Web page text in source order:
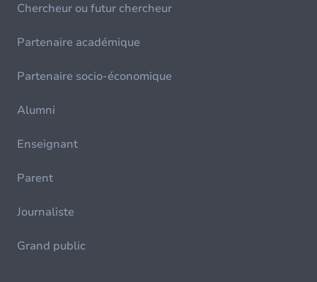
Chercheur ou futur chercheur
Partenaire académique
Partenaire socio-économique
Alumni
Enseignant
Parent
Journaliste
Grand public